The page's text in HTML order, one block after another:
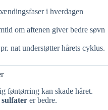
i hverdagen
om aftenen giver bedre søvn
nat understøtter hårets cyklus.
føntørring kan skade håret.
sulfater er bedre.